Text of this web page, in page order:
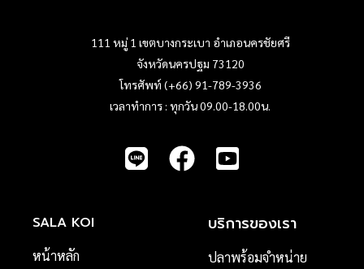
111 หมู่ 1 เขตบางกระเบา อำเภอนครชัยศรี
จังหวัดนครปฐม 73120
โทรศัพท์ (+66) 91-789-3936
เวลาทำการ : ทุกวัน 09.00-18.00น.
SALA KOI
หน้าหลัก
บริการของเรา
ปลาพร้อมจำหน่าย